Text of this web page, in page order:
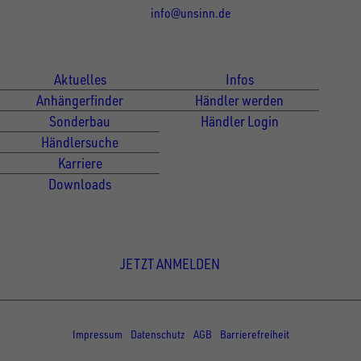
info@unsinn.de
Aktuelles
Anhängerfinder
Sonderbau
Händlersuche
Karriere
Downloads
Infos
Händler werden
Händler Login
JETZT ANMELDEN
Impressum
Datenschutz AGB Barrierefreiheit